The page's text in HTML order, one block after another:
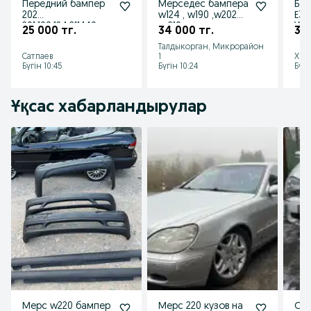
Передний бампер
202
201,190,124,211,140
25 000 тг.
Сатпаев
Бүгін 10:45
Мерседес бампера
w124 , w190 ,w202
,w210
34 000 тг.
Талдыкорган, Микрорайон
1
Бүгін 10:24
30
Ұқсас хабарландырулар
Мерс w220 бампер Мерс 220 кузов на